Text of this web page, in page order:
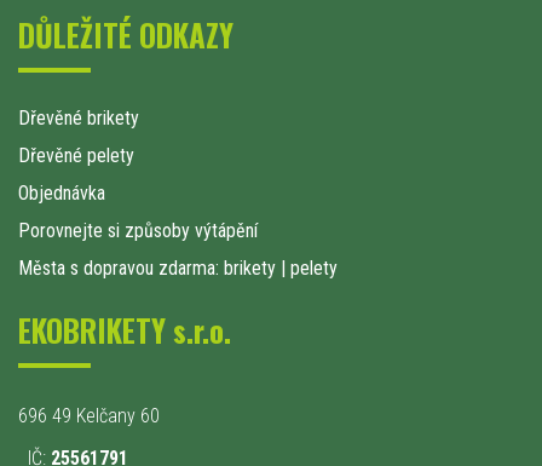
DŮLEŽITÉ ODKAZY
Dřevěné brikety
Dřevěné pelety
Objednávka
Porovnejte si způsoby výtápění
Města s dopravou zdarma: brikety | pelety
EKOBRIKETY s.r.o.
696 49 Kelčany 60
IČ: 25561791